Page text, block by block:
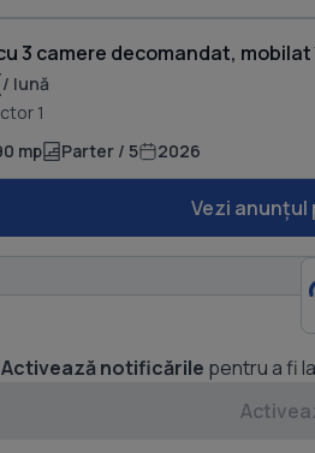
3 camere decomandat, mobilat
/ lună
1
mp Parter / 5 2026
Vezi anunțul
Activează notificările pentru a fi